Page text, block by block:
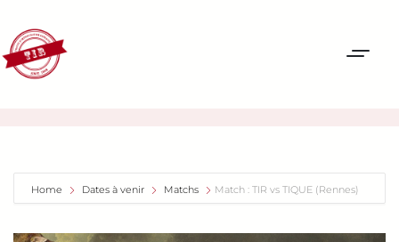
Home Dates à venir Matchs Match : TIR vs TIQUE (Rennes)